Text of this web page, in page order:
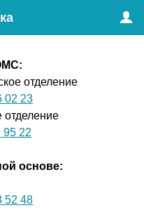
:
отделение
02 23
отделение
95 22
основе:
52 48